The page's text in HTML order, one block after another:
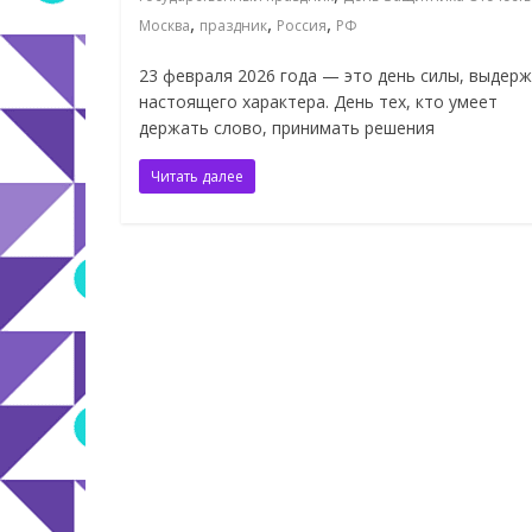
Москва, праздник, Россия, РФ
23 февраля 2026 года — это день силы,
настоящего характера. День тех, кто умеет
держать слово, принимать решения
Читать далее